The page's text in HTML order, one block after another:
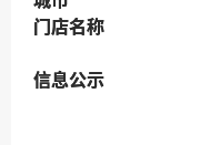
门店名称
门店名称
信息公示
信息公示